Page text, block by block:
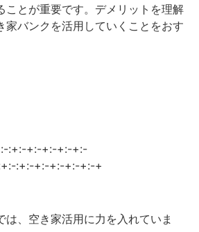
ことが重要です。デメリットを理解
家バンクを活用していくことをおす
:+:-+:-+:-+:-+:-
:+:-+:-+:-+:-+:-+
は、空き家活用に力を入れていま